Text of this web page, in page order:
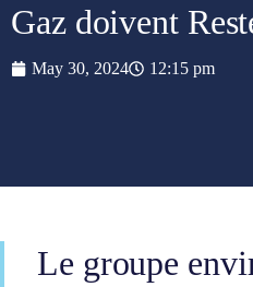
Gaz doivent
May 30, 2024 12:15 pm
Le groupe